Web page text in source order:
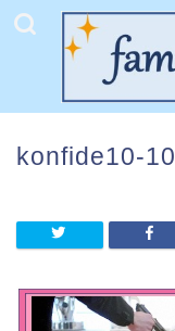
konfide10-10